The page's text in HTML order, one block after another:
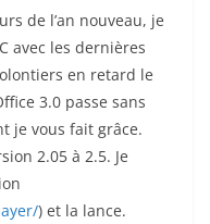
de l’an nouveau, je
avec les dernières
en retard le
3.0 passe sans
je vous fait grâce.
2.05 à 2.5. Je
) et la lance.